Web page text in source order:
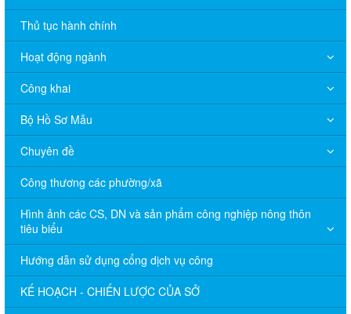
Thủ tục hành chính
Hoạt động ngành
Công khai
Bộ Hồ Sơ Mẫu
Chuyên đề
Công thương các phường/xã
Hình ảnh các CS, DN và sản phẩm công nghiệp nông thôn
tiêu biểu
Hướng dẫn sử dụng cổng dịch vụ công
KẾ HOẠCH - CHIẾN LƯỢC CỦA SỞ